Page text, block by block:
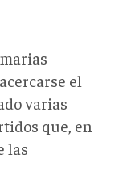
el
varias
que, en
las